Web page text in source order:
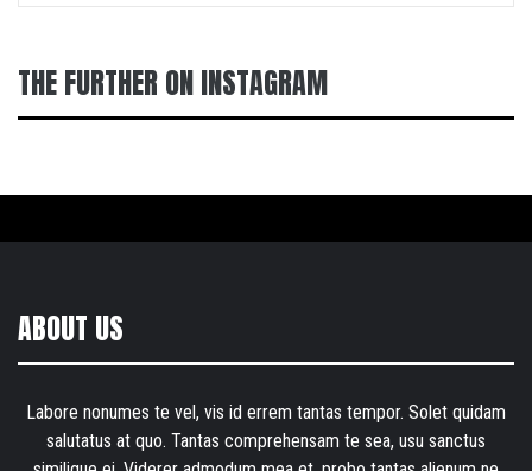
THE FURTHER ON INSTAGRAM
ABOUT US
Labore nonumes te vel, vis id errem tantas tempor. Solet quidam
salutatus at quo. Tantas comprehensam te sea, usu sanctus